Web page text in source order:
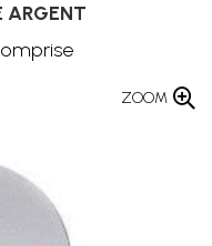
ARGENT
ZOOM